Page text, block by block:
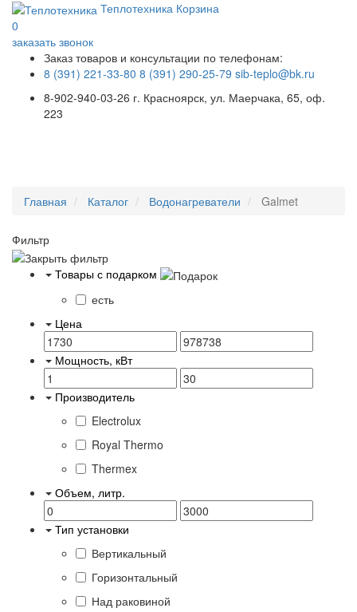
Теплотехника Корзина
0
заказать звонок
Заказ товаров и консультации по телефонам:
8 (391) 221-33-80 8 (391) 290-25-79 sib-teplo@bk.ru
8-902-940-03-26 г. Красноярск, ул. Маерчака, 65, оф.
223
Главная Каталог Водонагреватели Galmet
Фильтр
Товары с подарком
есть
Цена
Мощность, кВт
Производитель
Electrolux
Royal Thermo
Thermex
Объем, литр.
Тип установки
Вертикальный
Горизонтальный
Над раковиной